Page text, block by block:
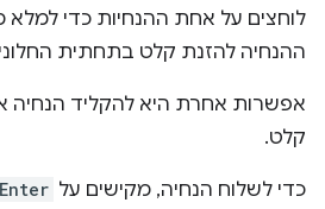
לוחצים על אחת ההנחיות כדי
ההנחיה להזנת קלט בתחתית
אפשרות אחרת היא להקליד הנחיה
קלט.
כדי לשלוח הנחיה, מקישים על Enter